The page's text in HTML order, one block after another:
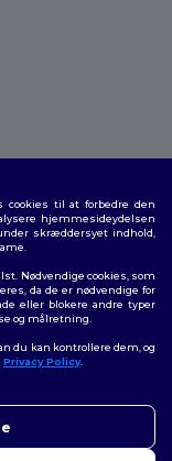
|Politik for
cookies til at forbedre den
hjemmesideydelsen
skræddersyet indhold,
Nødvendige cookies, som
da de er nødvendige for
eller blokere andre typer
og målretning.
du kan kontrollere dem, og
Privacy Policy.
kan du kontakte